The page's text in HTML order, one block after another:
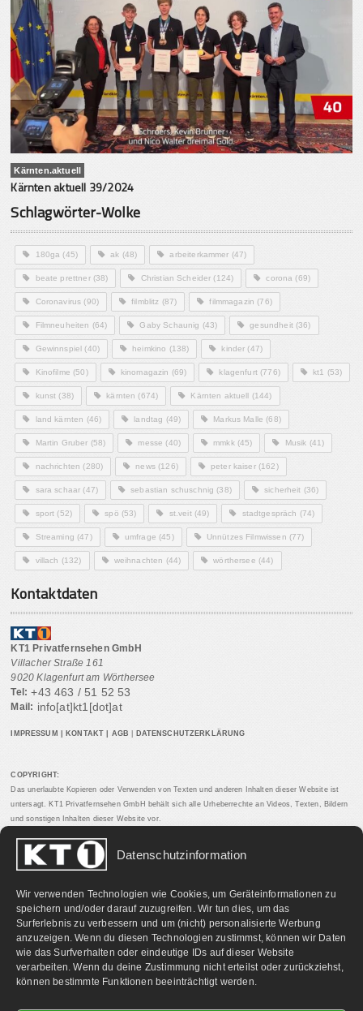
Datenschutzinformation
Wir verwenden Technologien wie Cookies, um Geräteinformationen zu
speichern und/oder darauf zuzugreifen. Wir tun dies, um das
Surferlebnis zu verbessern und um (nicht) personalisierte Werbung
anzuzeigen. Wenn du diesen Technologien zustimmst, können wir Daten
wie das Surfverhalten oder eindeutige IDs auf dieser Website
verarbeiten. Wenn du deine Zustimmung nicht erteilst oder zurückziehst,
können bestimmte Funktionen beeinträchtigt werden.
Kärnten.aktuell
Kärnten aktuell 39/2024
Schlagwörter-Wolke
180ga (45) ak (48) arbeiterkammer (47)
beate prettner(38) Christian Scheider (124) corona (69)
Coronavirus (90) filmblitz (87) filmmagazin (76)
Filmneuheiten (64) Gaby Schaunig (43) gesundheit(36)
Gewinnspiel (40) heimkino (138) kinder (47)
Kinofilme (50) kinomagazin (69) klagenfurt(776) kt1 (53)
kunst (38) kärnten (674) Kärnten aktuell (144)
land kärnten (46) landtag (49) Markus Malle (68)
Martin Gruber (58) messe (40) mmkk(45) Musik (41)
nachrichten (280) news(126) peter kaiser(162)
sara schaar (47) sebastian schuschnig (38) sicherheit (36)
sport (52) spö (53) st.veit(49) stadtgespräch (74)
Streaming (47) umfrage (45) Unnützes Filmwissen (77)
villach (132) weihnachten (44) wörthersee (44)
Kontaktdaten
KT1 Privatfernsehen GmbH
Villacher Straße 161
9020 Klagenfurt am Wörthersee
Tel: +43 463 / 51 52 53
Mail: info[at]kt1[dot]at
IMPRESSUM KONTAKT AGB DATENSCHUTZERKLÄRUNG
COPYRIGHT:
Das unerlaubte Kopieren oder Verwenden von Texten und anderen Inhalten dieser Website ist
untersagt. KT1 Privatfernsehen GmbH behält sich alle Urheberrechte an Videos, Texten, Bildern
und sonstigen Inhalten dieser Website vor.
PARTNERLINKS: